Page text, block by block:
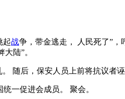
起战争，带金逃走， 人民死了”，
大陆”。
随后，保安人员上前将抗议者
一促进会成员。 聚会。